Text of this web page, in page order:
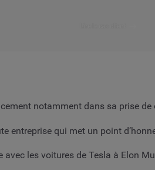
notamment dans sa prise de
entreprise qui met un point
les voitures de Tesla à Elon